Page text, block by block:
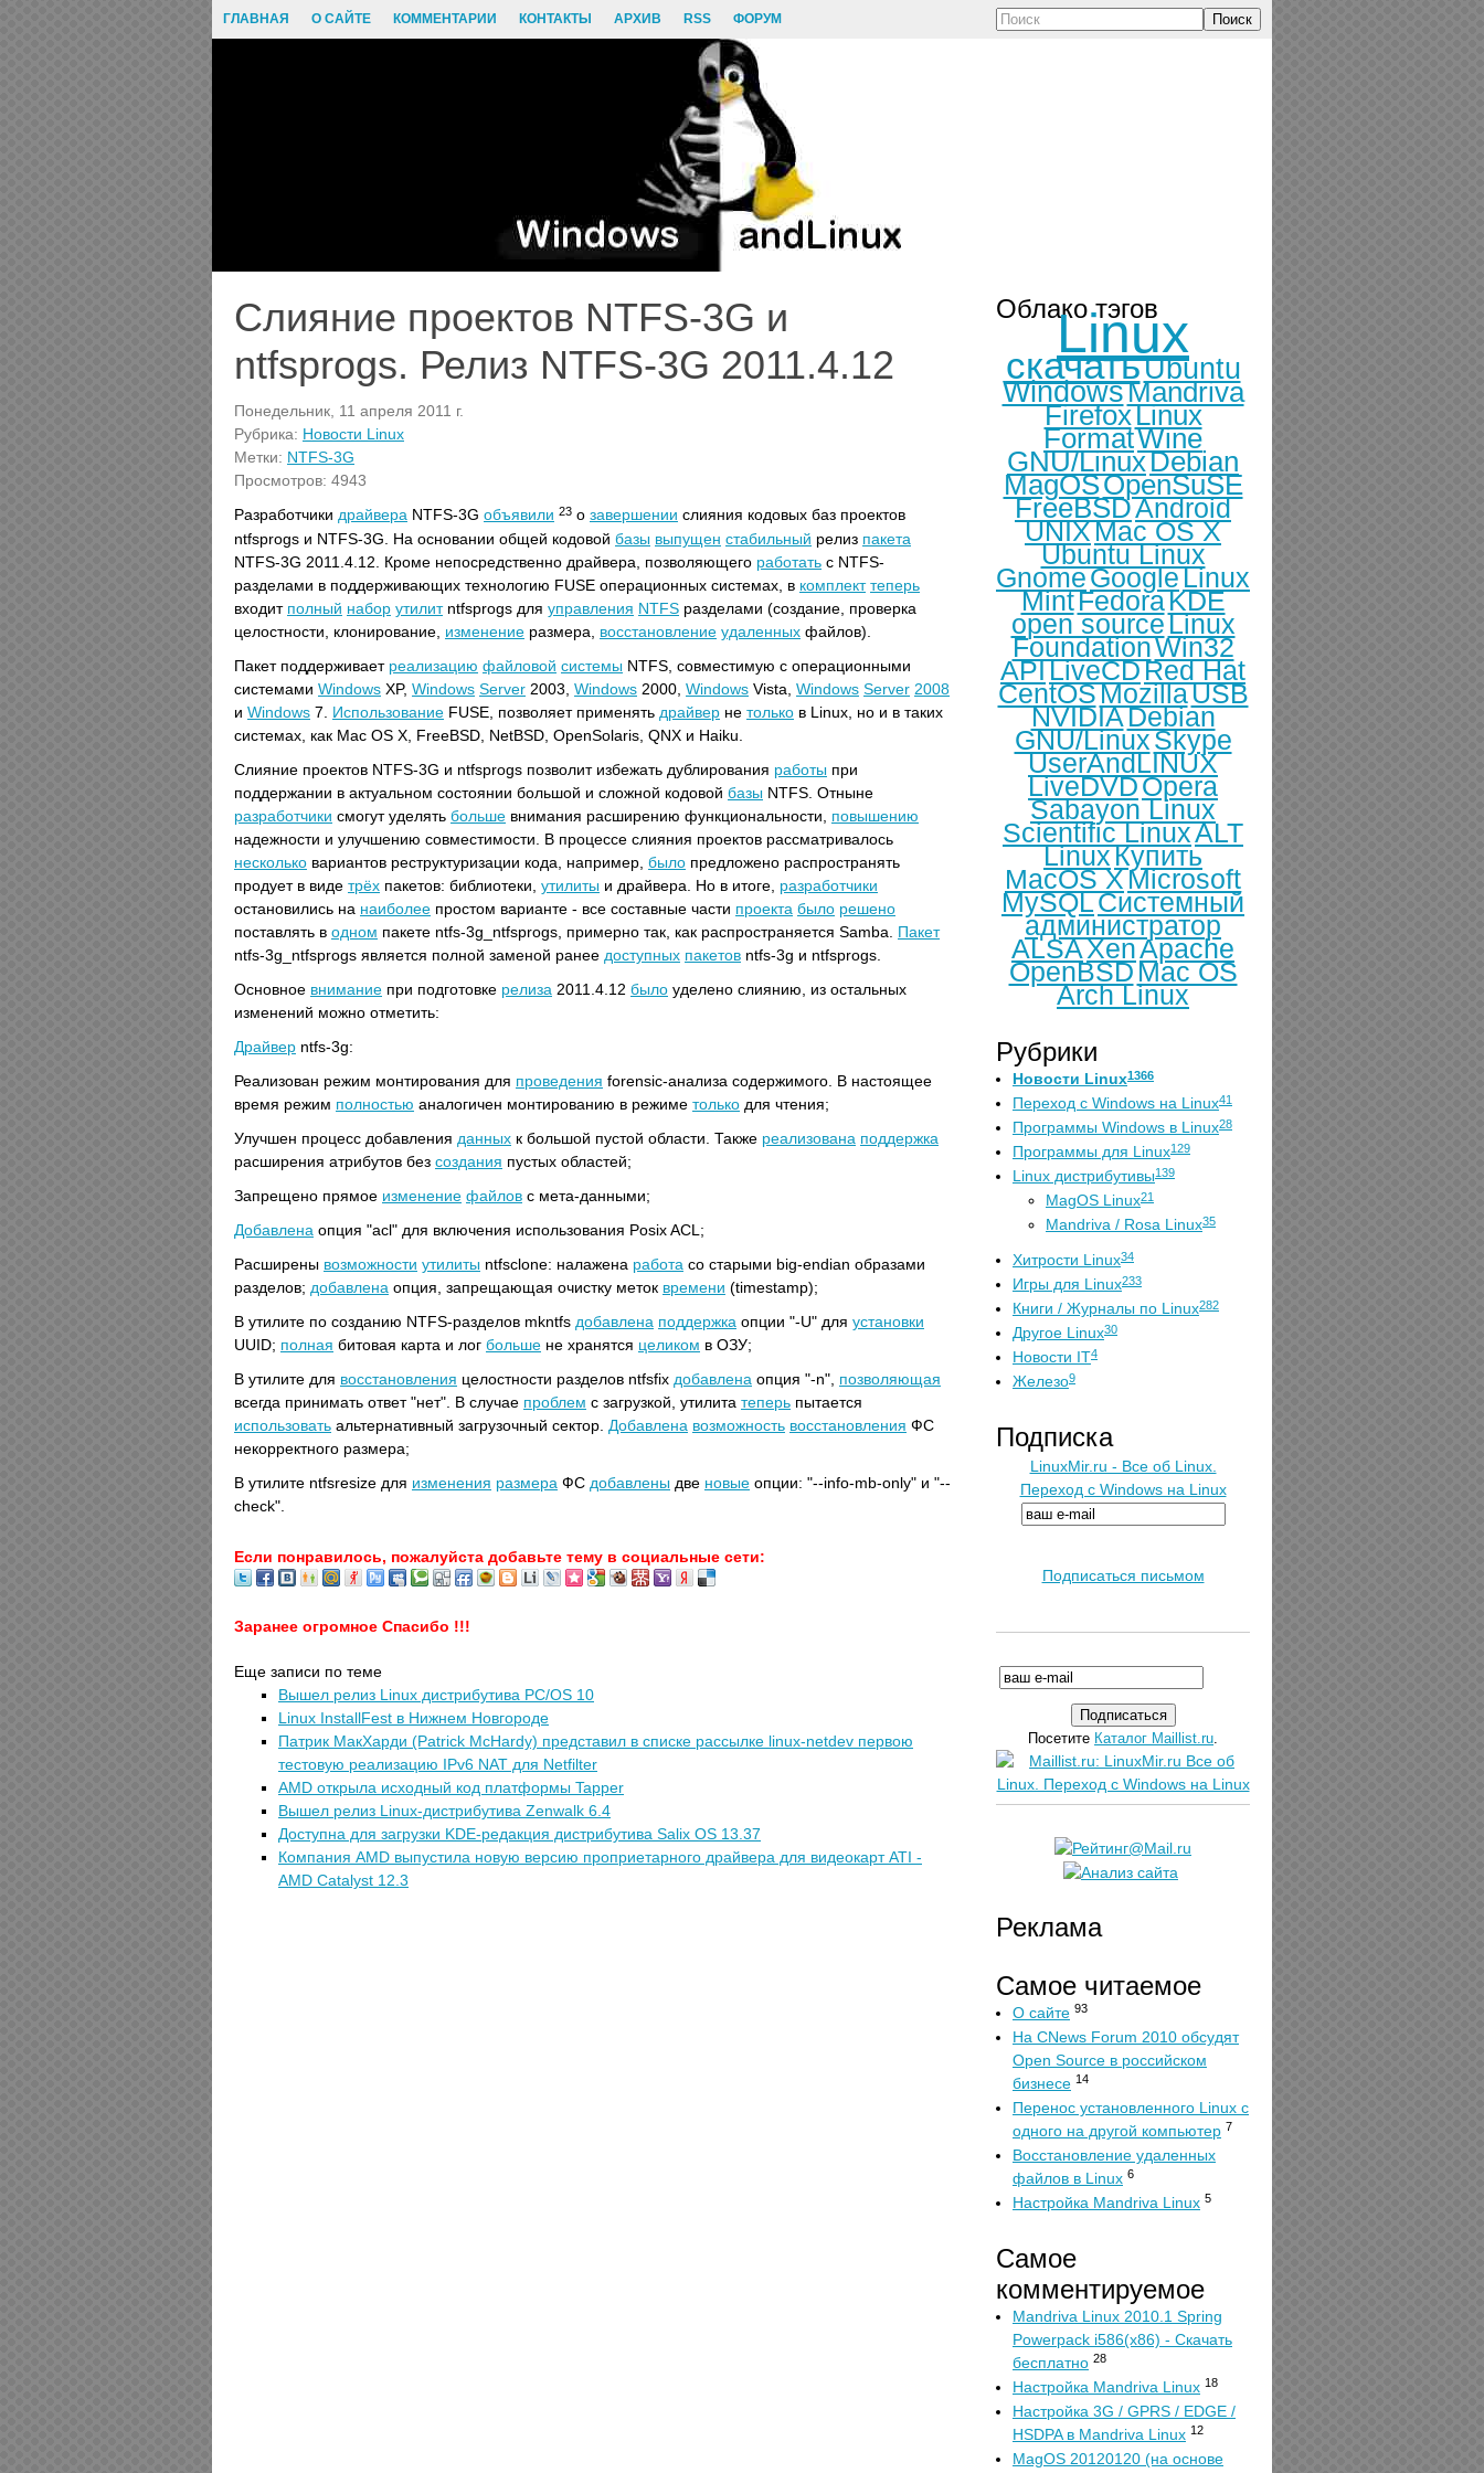
ГЛАВНАЯ О САЙТЕ КОММЕНТАРИИ КОНТАКТЫ АРХИВ RSS ФОРУМ Поиск
Слияние проектов NTFS-3G и
ntfsprogs. Релиз NTFS-3G 2011.4.12
Понедельник, 11 апреля 2011 г.
Рубрика: Новости Linux
Метки: NTFS-3G
Просмотров: 4943
Разработчики драйвера NTFS-3G объявили 23 о завершении слияния кодовых баз проектов
ntfsprogs и NTFS-3G. На основании общей кодовой базы выпущен стабильный релиз пакета
NTFS-3G 2011.4.12. Кроме непосредственно драйвера, позволяющего работать с NTFS-
разделами в поддерживающих технологию FUSE операционных системах, в комплект теперь
входит полный набор утилитntfsprogs для управления NTFS разделами (создание, проверка
целостности, клонирование, изменение размера, восстановление удаленных файлов).
Пакет поддерживает реализацию файловой системы NTFS, совместимую с операционными
системами Windows XP, Windows Server 2003, Windows 2000, Windows Vista, Windows Server 2008
и Windows 7. Использование FUSE, позволяет применять драйвер не только в Linux, но и в таких
системах, как Mac OS X, FreeBSD, NetBSD, OpenSolaris, QNX и Haiku.
Слияние проектов NTFS-3G и ntfsprogs позволит избежать дублирования работы при
поддержании в актуальном состоянии большой и сложной кодовой базы NTFS. Отныне
разработчики смогут уделять больше внимания расширению функциональности, повышению
надежности и улучшению совместимости. В процессе слияния проектов рассматривалось
несколько вариантов реструктуризации кода, например, было предложено распространять
продует в виде трёх пакетов: библиотеки, утилиты и драйвера. Но в итоге, разработчики
остановились на наиболее простом варианте - все составные части проекта было решено
поставлять в одном пакете ntfs-3g_ntfsprogs, примерно так, как распространяется Samba. Пакет
ntfs-3g_ntfsprogs является полной заменой ранее доступных пакетов ntfs-3g и ntfsprogs.
Основное внимание при подготовке релиза 2011.4.12 было уделено слиянию, из остальных
изменений можно отметить:
Драйвер ntfs-3g:
Реализован режим монтирования для проведения forensic-анализа содержимого. В настоящее
время режим полностью аналогичен монтированию в режиме только для чтения;
Улучшен процесс добавления данных к большой пустой области. Также реализована поддержка
расширения атрибутов без создания пустых областей;
Запрещено прямое изменение файлов с мета-данными;
Добавлена опция "acl" для включения использования Posix ACL;
Расширены возможности утилиты ntfsclone: налажена работа со старыми big-endian образами
разделов; добавлена опция, запрещающая очистку меток времени (timestamp);
В утилите по созданию NTFS-разделов mkntfs добавлена поддержка опции "-U" для установки
UUID; полная битовая карта и лог больше не хранятся целиком в ОЗУ;
В утилите для восстановления целостности разделов ntfsfix добавлена опция "-n", позволяющая
всегда принимать ответ "нет". В случае проблем с загрузкой, утилита теперь пытается
использовать альтернативный загрузочный сектор. Добавлена возможность восстановления ФС
некорректного размера;
В утилите ntfsresize для изменения размера ФС добавлены две новые опции: "--info-mb-only" и "--
check".
Если понравилось, пожалуйста добавьте тему в социальные сети:
Заранее огромное Спасибо !!!
Еще записи по теме
Вышел релиз Linux дистрибутива PC/OS 10
Linux InstallFest в Нижнем Новгороде
Патрик МакХарди (Patrick McHardy) представил в списке рассылке linux-netdev первою
тестовую реализацию IPv6 NAT для Netfilter
AMD открыла исходный код платформы Tapper
Вышел релиз Linux-дистрибутива Zenwalk 6.4
Доступна для загрузки KDE-редакция дистрибутива Salix OS 13.37
Компания AMD выпустила новую версию проприетарного драйвера для видеокарт ATI -
AMD Catalyst 12.3
Облако тэгов
Linux
скачатьUbuntu
WindowsMandriva
FirefoxLinux
FormatWine
GNU/LinuxDebian
MagOSOpenSuSE
FreeBSDAndroid
UNIXMac OS X
Ubuntu Linux
GnomeGoogleLinux
MintFedoraKDE
open sourceLinux
FoundationWin32
APILiveCDRed Hat
CentOSMozillaUSB
NVIDIADebian
GNU/LinuxSkype
UserAndLINUX
LiveDVDOpera
Sabayon Linux
Scientific LinuxALT
LinuxКупить
MacOS XMicrosoft
MySQLСистемный
администратор
ALSAXenApache
OpenBSD Mac OS
Arch Linux
Рубрики
Новости Linux1366
Переход с Windows на Linux41
Программы Windows в Linux28
Программы для Linux129
Linux дистрибутивы139
MagOS Linux21
Mandriva / Rosa Linux35
Хитрости Linux34
Игры для Linux233
Книги / Журналы по Linux282
Другое Linux30
Новости IT4
Железо9
Подписка
LinuxMir.ru - Все об Linux.
Переход с Windows на Linux
Подписаться письмом
Посетите Каталог Maillist.ru.
Реклама
Самое читаемое
О сайте 93
На CNews Forum 2010 обсудят
Open Source в российском
бизнесе 14
Перенос установленного Linux с
одного на другой компьютер 7
Восстановление удаленных
файлов в Linux 6
Настройка Mandriva Linux 5
Самое
комментируемое
Mandriva Linux 2010.1 Spring
Powerpack i586(x86) - Скачать
бесплатно 28
Настройка Mandriva Linux 18
Настройка 3G / GPRS / EDGE /
HSDPA в Mandriva Linux 12
MagOS 20120120 (на основе